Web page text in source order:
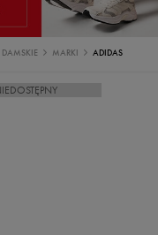
DAMSKIE MARKI ADIDAS